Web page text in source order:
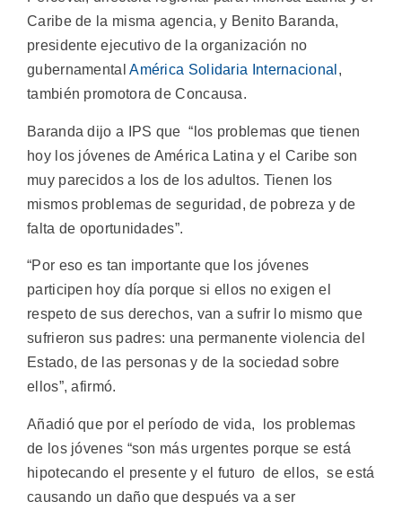
Caribe de la misma agencia, y Benito Baranda,
presidente ejecutivo de la organización no
gubernamentalAmérica Solidaria Internacional ,
también promotora de Concausa.
Baranda dijo a IPS que “los problemas que tienen
hoy los jóvenes de América Latina y el Caribe son
muy parecidos a los de los adultos. Tienen los
mismos problemas de seguridad, de pobreza y de
falta de oportunidades”.
“Por eso es tan importante que los jóvenes
participen hoy día porque si ellos no exigen el
respeto de sus derechos, van a sufrir lo mismo que
sufrieron sus padres: una permanente violencia del
Estado, de las personas y de la sociedad sobre
ellos”, afirmó.
Añadió que por el período de vida, los problemas
de los jóvenes “son más urgentes porque se está
hipotecando el presente y el futuro de ellos, se está
causando un daño que después va a ser